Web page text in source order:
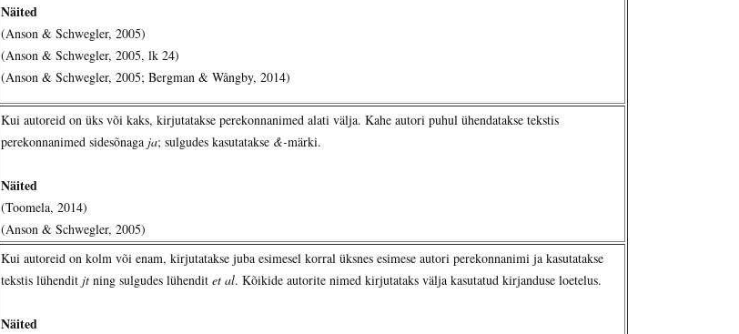
Näited
(Anson & Schwegler, 2005)
(Anson & Schwegler, 2005, lk 24)
(Anson & Schwegler, 2005; Bergman & Wångby, 2014)
Kui autoreid on üks või kaks, kirjutatakse perekonnanimed alati välja. Kahe autori puhul ühendatakse tekstis
perekonnanimed sidesõnaga ja; sulgudes kasutatakse &-märki.
Näited
(Toomela, 2014)
(Anson & Schwegler, 2005)
Kui autoreid on kolm või enam, kirjutatakse juba esimesel korral üksnes esimese autori perekonnanimi ja kasutatakse
tekstis lühendit jt ning sulgudes lühendit et al. Kõikide autorite nimed kirjutataks välja kasutatud kirjanduse loetelus.
Näited